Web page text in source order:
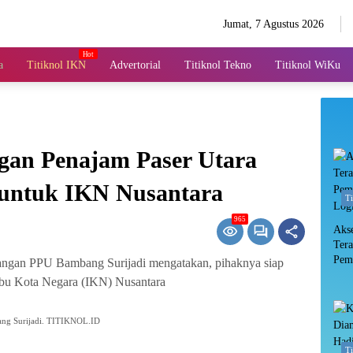
Jumat, 7 Agustus 2026
Titiknol IKN Advertorial Titiknol Tekno Titiknol WiKu
Penajam Paser Utara
IKN Nusantara
965
PPU Bambang Surijadi mengatakan, pihaknya siap
Kota Negara (IKN) Nusantara
Surijadi. TITIKNOL.ID